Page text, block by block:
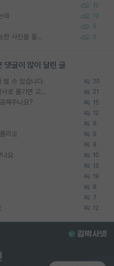
12
13
5
정보보안 연구하는 입장에선 식별가능한 사진을 올리는건 비추이긴함 5
댓글이 많이 달린 글
벌 수 있습니다. 20
SSH 박사과정을 그만두고 지방대 박사로 옮기면 교수의 꿈은 끝일까요? 21
해주나요? 15
12
9
리오 9
8
요 10
15
19
8
7
12